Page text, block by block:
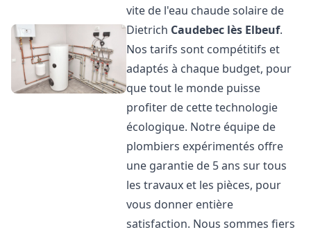
vite de l'eau chaude solaire de
Dietrich Caudebec lès Elbeuf.
Nos tarifs sont compétitifs et
adaptés à chaque budget, pour
que tout le monde puisse
profiter de cette technologie
écologique. Notre équipe de
plombiers expérimentés offre
une garantie de 5 ans sur tous
les travaux et les pièces, pour
vous donner entière
satisfaction. Nous sommes fiers